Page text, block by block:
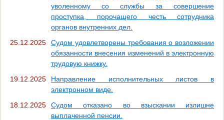
уволенному со службы за совершение
проступка, порочащего честь сотрудника
органов внутренних дел.
25.12.2025
Судом удовлетворены требования о возложении
обязанности внесения изменений в электронную
трудовую книжку.
19.12.2025
Направление исполнительных листов в
электронном виде.
18.12.2025
Судом отказано во взыскании излишне
выплаченной пенсии.